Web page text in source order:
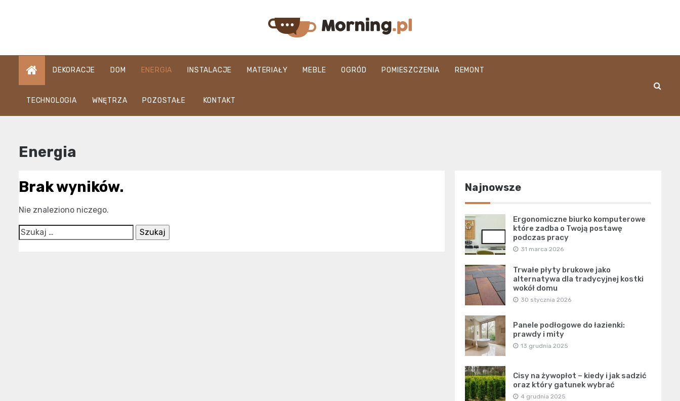
morning.pl
DEKORACJE DOM ENERGIA INSTALACJE MATERIAŁY MEBLE OGRÓD POMIESZCZENIA REMONT
TECHNOLOGIA WNĘTRZA POZOSTAŁE KONTAKT
Energia
Brak wyników.
Nie znaleziono niczego.
Szukaj:
Najnowsze
Ergonomiczne biurko komputerowe
które zadba o Twoją postawę
podczas pracy
31 marca 2026
Trwałe płyty brukowe jako
alternatywa dla tradycyjnej kostki
wokół domu
30 stycznia 2026
Panele podłogowe do łazienki:
prawdy i mity
13 grudnia 2025
Cisy na żywopłot – kiedy i jak sadzić
oraz który gatunek wybrać
4 grudnia 2025